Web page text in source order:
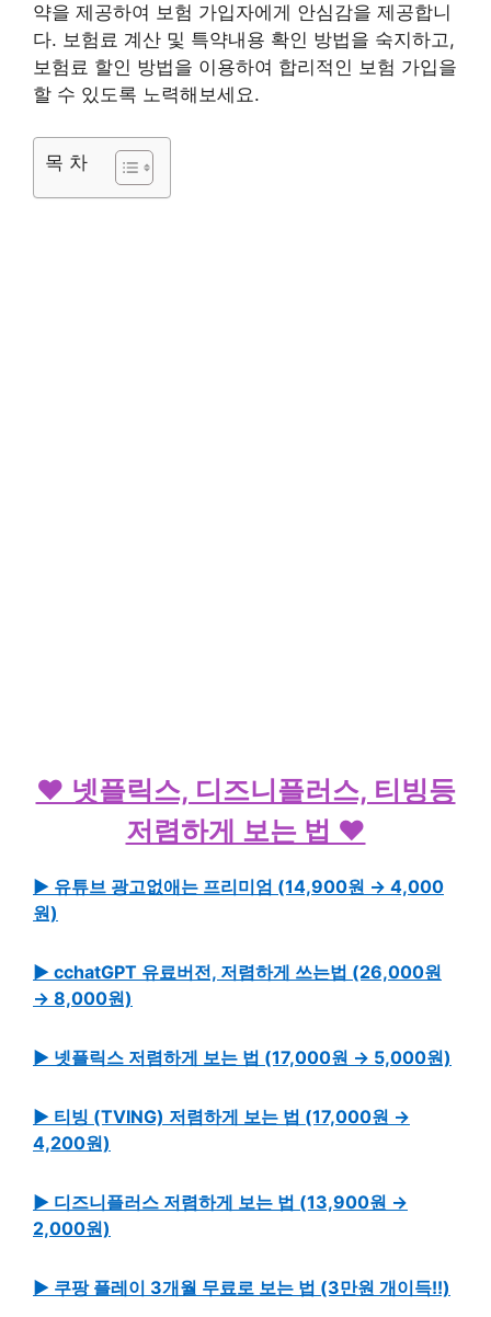
약을 제공하여 보험 가입자에게 안심감을 제공합니
다. 보험료 계산 및 특약내용 확인 방법을 숙지하고,
보험료 할인 방법을 이용하여 합리적인 보험 가입을
할 수 있도록 노력해보세요.
목 차
♥ 넷플릭스, 디즈니플러스, 티빙등
저렴하게 보는 법 ♥
▶ 유튜브 광고없애는 프리미엄 (14,900원 → 4,000
원)
▶ cchatGPT 유료버전, 저렴하게 쓰는법 (26,000원
→ 8,000원)
▶ 넷플릭스 저렴하게 보는 법 (17,000원 → 5,000원)
▶ 티빙 (TVING) 저렴하게 보는 법 (17,000원 →
4,200원)
▶ 디즈니플러스 저렴하게 보는 법 (13,900원 →
2,000원)
▶ 쿠팡 플레이 3개월 무료로 보는 법 (3만원 개이득!!)